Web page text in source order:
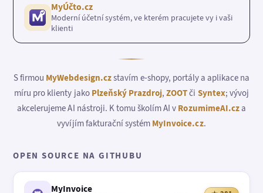
MyÚčto.cz
Moderní účetní systém, ve kterém pracujete vy i vaši
klienti
S firmou MyWebdesign.czstavím e-shopy, portály a aplikace na
míru pro klienty jako Plzeňský Prazdroj,ZOOTči Syntex; vývoj
akcelerujeme AI nástroji. K tomu školím AI v RozumimeAI.cza
vyvíjím fakturační systém MyInvoice.cz.
OPEN SOURCE NA GITHUBU
MyInvoice